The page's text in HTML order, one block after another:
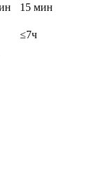
15 мин
≤7ч